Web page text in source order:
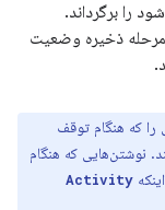
را برگرداند.
ذخیره وضعیت
که هنگام توقف
نوشتن‌هایی که هنگام
Activity